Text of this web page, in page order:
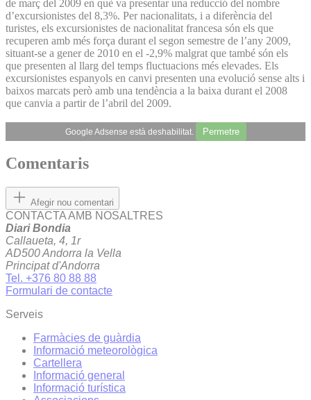
de març del 2009 en què va presentar una reducció del nombre
d’excursionistes del 8,3%. Per nacionalitats, i a diferència del
turistes, els excursionistes de nacionalitat francesa són els que
recuperen amb més força durant el segon semestre de l’any 2009,
situant-se a gener de 2010 en el -2,9% malgrat que també són els
que presenten al llarg del temps fluctuacions més elevades. Els
excursionistes espanyols en canvi presenten una evolució sense alts i
baixos marcats però amb una tendència a la baixa durant el 2008
que canvia a partir de l’abril del 2009.
Google Adsense està deshabilitat. Permetre
Comentaris
Afegir nou comentari
CONTACTA AMB NOSALTRES
Diari Bondia
Callaueta, 4, 1r
AD500 Andorra la Vella
Principat d'Andorra
Tel. +376 80 88 88
Formulari de contacte
Serveis
Farmàcies de guàrdia
Informació meteorològica
Cartellera
Informació general
Informació turística